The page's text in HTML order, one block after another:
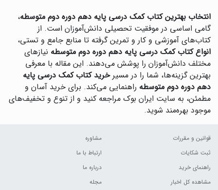
انتخاب بهترین کتاب کمک درسی پایه دهم دوره دوم متوسطه،
گامی اساسی در موفقیت تحصیلی دانش‌آموزان است. از
کتاب‌های آموزشی و کار و تمرین گرفته تا منابع جامع و تستی،
انواع کتاب کمک درسی پایه دهم دوره دوم متوسطه نیازهای
مختلف دانش‌آموزان را پوشش می‌دهند. این مقاله با معرفی
بهترین گزینه‌ها، شما را در مسیرخرید کتاب کمک درسی پایه
دهم دوره دوم متوسطه راهنمایی می‌کند. برای خرید آسان و
مطمئن، به سایت ایران بوک مراجعه کنید و از تنوع و تخفیف‌های
موجود بهره‌مند شوید.
قوانین و مقررات
ثبت شکایات
راهنمای خرید
مشاهده کل اخبار
مشاوره
ارتباط با ما
درباره ما
مجله